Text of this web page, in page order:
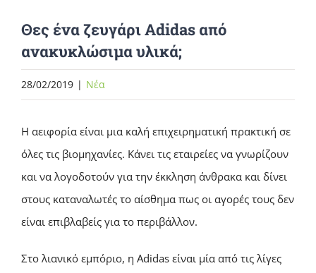
Θες ένα ζευγάρι Adidas από
ανακυκλώσιμα υλικά;
28/02/2019 | Νέα
Η αειφορία είναι μια καλή επιχειρηματική πρακτική σε
όλες τις βιομηχανίες. Κάνει τις εταιρείες να γνωρίζουν
και να λογοδοτούν για την έκκληση άνθρακα και δίνει
στους καταναλωτές το αίσθημα πως οι αγορές τους δεν
είναι επιβλαβείς για το περιβάλλον.
Στο λιανικό εμπόριο, η Adidas είναι μία από τις λίγες